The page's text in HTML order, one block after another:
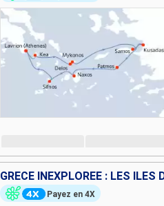
GRÈCE INEXPLORÉE : LES ÎLES
Payez en 4X